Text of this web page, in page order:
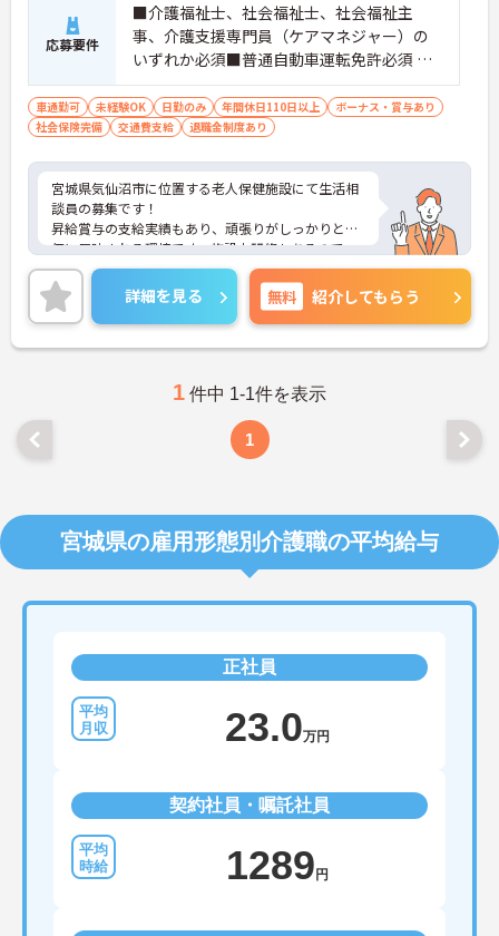
応募要件
■介護福祉士、社会福祉士、社会福祉主
事、介護支援専門員（ケアマネジャー）の
いずれか必須■普通自動車運転免許必須 ■
経験不問■定型フォームへの文字入力でき
れば尚可
車通勤可 未経験OK 日勤のみ 年間休日110日以上
ボーナス・賞与あり
社会保険完備
交通費支給 退職金制度あり
宮城県気仙沼市に位置する老人保健施設にて生活相
談員の募集です！
昇給賞与の支給実績もあり、頑張りがしっかりと評
価に反映される環境です。施設内研修もあるので、
働きながらスキルアップを目指せます♪ご興味ある
方には、面接対策ポイントなど、さらに詳細をお話
しいたしますのでお気軽にご相談ください！
詳細を見る 無料 紹介してもらう
1 件中 1-1件を表示
1
宮城県の雇用形態別介護職の平均給与
正社員
23.0万円
契約社員・嘱託社員
1289 円